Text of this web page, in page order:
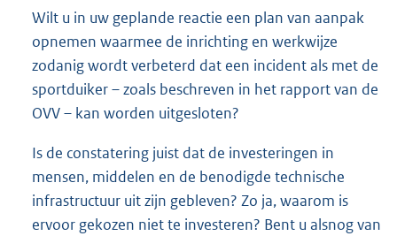
Wilt u in uw geplande reactie een plan van aanpak
opnemen waarmee de inrichting en werkwijze
zodanig wordt verbeterd dat een incident als met de
sportduiker – zoals beschreven in het rapport van de
OVV – kan worden uitgesloten?
Is de constatering juist dat de investeringen in
mensen, middelen en de benodigde technische
infrastructuur uit zijn gebleven? Zo ja, waarom is
ervoor gekozen niet te investeren? Bent u alsnog van